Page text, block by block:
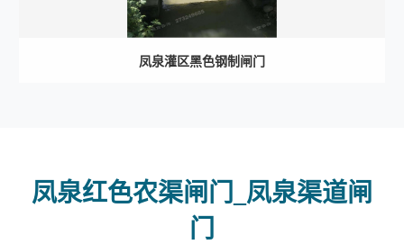
凤泉灌区黑色钢制闸门
凤泉红色农渠闸门_凤泉渠道闸
门